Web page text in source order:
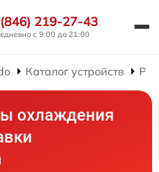
219-27-43
с 9:00 до 21:00
Каталог устройств
охлаждения